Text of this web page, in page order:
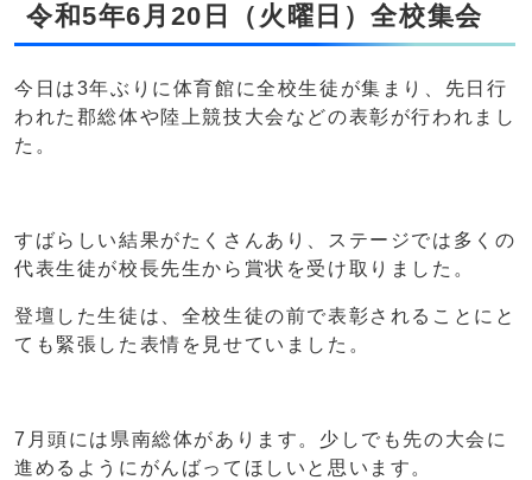
令和5年6月20日（火曜日）全校集会
今日は3年ぶりに体育館に全校生徒が集まり、先日行
われた郡総体や陸上競技大会などの表彰が行われまし
た。
すばらしい結果がたくさんあり、ステージでは多くの
代表生徒が校長先生から賞状を受け取りました。
登壇した生徒は、全校生徒の前で表彰されることにと
ても緊張した表情を見せていました。
7月頭には県南総体があります。少しでも先の大会に
進めるようにがんばってほしいと思います。